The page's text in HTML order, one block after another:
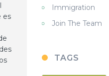
es
Immigration
Join The Team
TAGS